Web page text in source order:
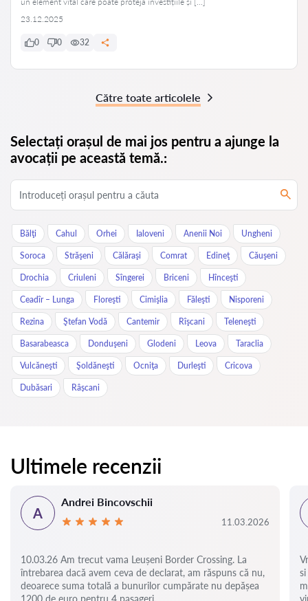
23.12.2025
0 0 32
Către toate articolele
Selectați orașul de mai jos pentru a ajunge la
avocații pe această temă.:
Bălţi Cahul Orhei Ialoveni Anenii Noi Ungheni
Soroca Străşeni Călăraşi Comrat Edineţ Căuşeni
Drochia Criuleni Sîngerei Briceni Hînceşti
Ceadîr – Lunga Floreşti Cimişlia Făleşti Nisporeni
Rezina Ştefan Vodă Cantemir Rîşcani Teleneşti
Basarabeasca Donduşeni Glodeni Leova Taraclia
Vulcăneşti Şoldăneşti Ocniţa Durleşti Cricova
Dubăsari Râșcani
Ultimele recenzii
A
Andrei Bincovschii
11.03.2026
10.03.26 Am trecut vama Leușeni Border Crossing. La
întrebarea dacă avem ceva de declarat, am răspuns că nu,
deoarece suma totală a bunurilor cumpărate nu depășea